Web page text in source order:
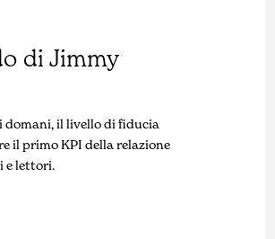
di Jimmy
domani, il livello di fiducia
il primo KPI della relazione
e lettori.